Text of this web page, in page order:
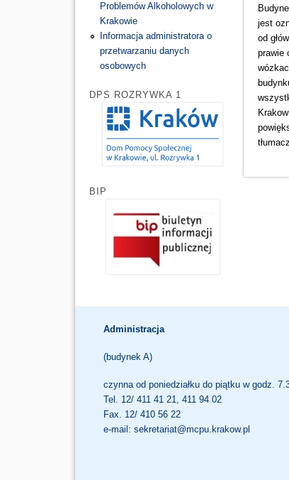
jest
od
prawie
Problemów Alkoholowych w
Krakowie
Informacja administratora o
przetwarzaniu danych
osobowych
DPS ROZRYWKA 1
BIP
Administracja
(budynek A)
czynna od poniedziałku do piątku w godz.
Tel. 12/ 411 41 21, 411 94 02
Fax. 12/ 410 56 22
e-mail: sekretariat@mcpu.krakow.pl